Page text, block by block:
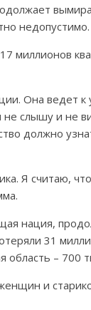
недопустимо.
миллионов
Она ведет к
не слышу и не
должно
Я считаю,
нация,
31
область – 700
и